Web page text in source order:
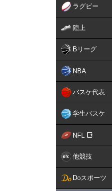
ラグビー
陸上
Bリーグ
NBA
バスケ代表
学生バスケ
NFL
他競技
Doスポーツ